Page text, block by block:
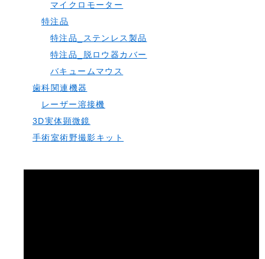
マイクロモーター
特注品
特注品_ステンレス製品
特注品_脱ロウ器カバー
バキュームマウス
歯科関連機器
レーザー溶接機
3D実体顕微鏡
手術室術野撮影キット